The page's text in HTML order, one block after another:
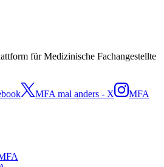
für Medizinische Fachangestellte
MFA mal anders - X
MFA